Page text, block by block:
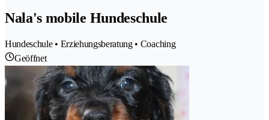
Nala's mobile Hundeschule
Hundeschule • Erziehungsberatung • Coaching
Geöffnet